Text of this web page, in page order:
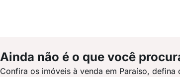
Ainda não é o que você
Confira os imóveis à venda em Paraíso,